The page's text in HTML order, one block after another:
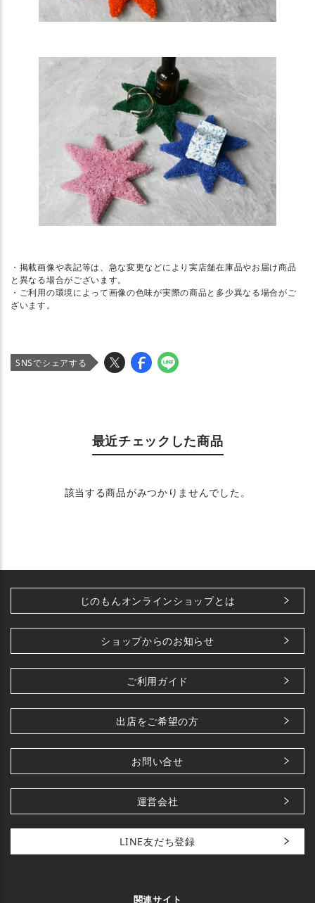
・掲載画像や表記等は、急な変更などにより実店舗在庫品やお届け商品
と異なる場合がございます。
・ご利用の環境によって画像の色味が実際の商品と多少異なる場合がご
ざいます。
SNSでシェアする
最近チェックした商品
該当する商品がみつかりませんでした。
じのもんオンラインショップとは
ショップからのお知らせ
ご利用ガイド
出店をご希望の方
お問い合せ
運営会社
LINE友だち登録
関連サイト